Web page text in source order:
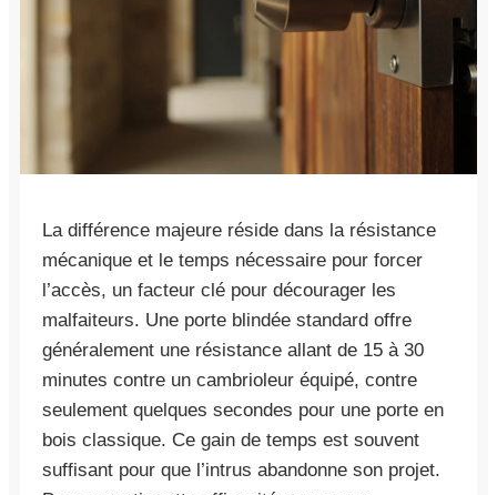
La différence majeure réside dans la résistance
mécanique et le temps nécessaire pour forcer
l’accès, un facteur clé pour décourager les
malfaiteurs. Une porte blindée standard offre
généralement une résistance allant de 15 à 30
minutes contre un cambrioleur équipé, contre
seulement quelques secondes pour une porte en
bois classique. Ce gain de temps est souvent
suffisant pour que l’intrus abandonne son projet.